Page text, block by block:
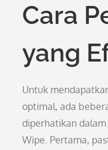
Cara
yang
Untuk
optimal, ada
diperhatikan dalam
Wipe. Pertama,